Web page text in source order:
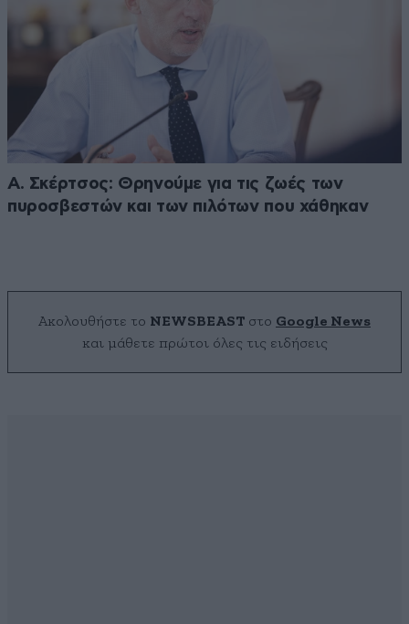
Α. Σκέρτσος: Θρηνούμε για τις ζωές των
πυροσβεστών και των πιλότων που χάθηκαν
Ακολουθήστε το NEWSBEAST στο Google News
και μάθετε πρώτοι όλες τις ειδήσεις